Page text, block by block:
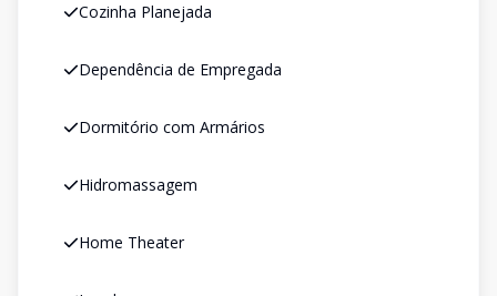
Cozinha Planejada
Dependência de Empregada
Dormitório com Armários
Hidromassagem
Home Theater